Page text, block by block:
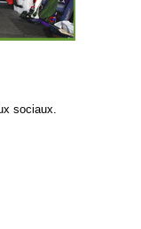
sociaux.